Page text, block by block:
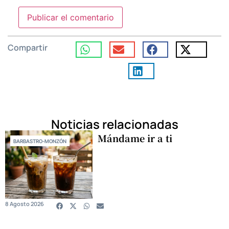
Compartir
Noticias relacionadas
BARBASTRO-MONZÓN Mándame ir a ti
8 Agosto 2026